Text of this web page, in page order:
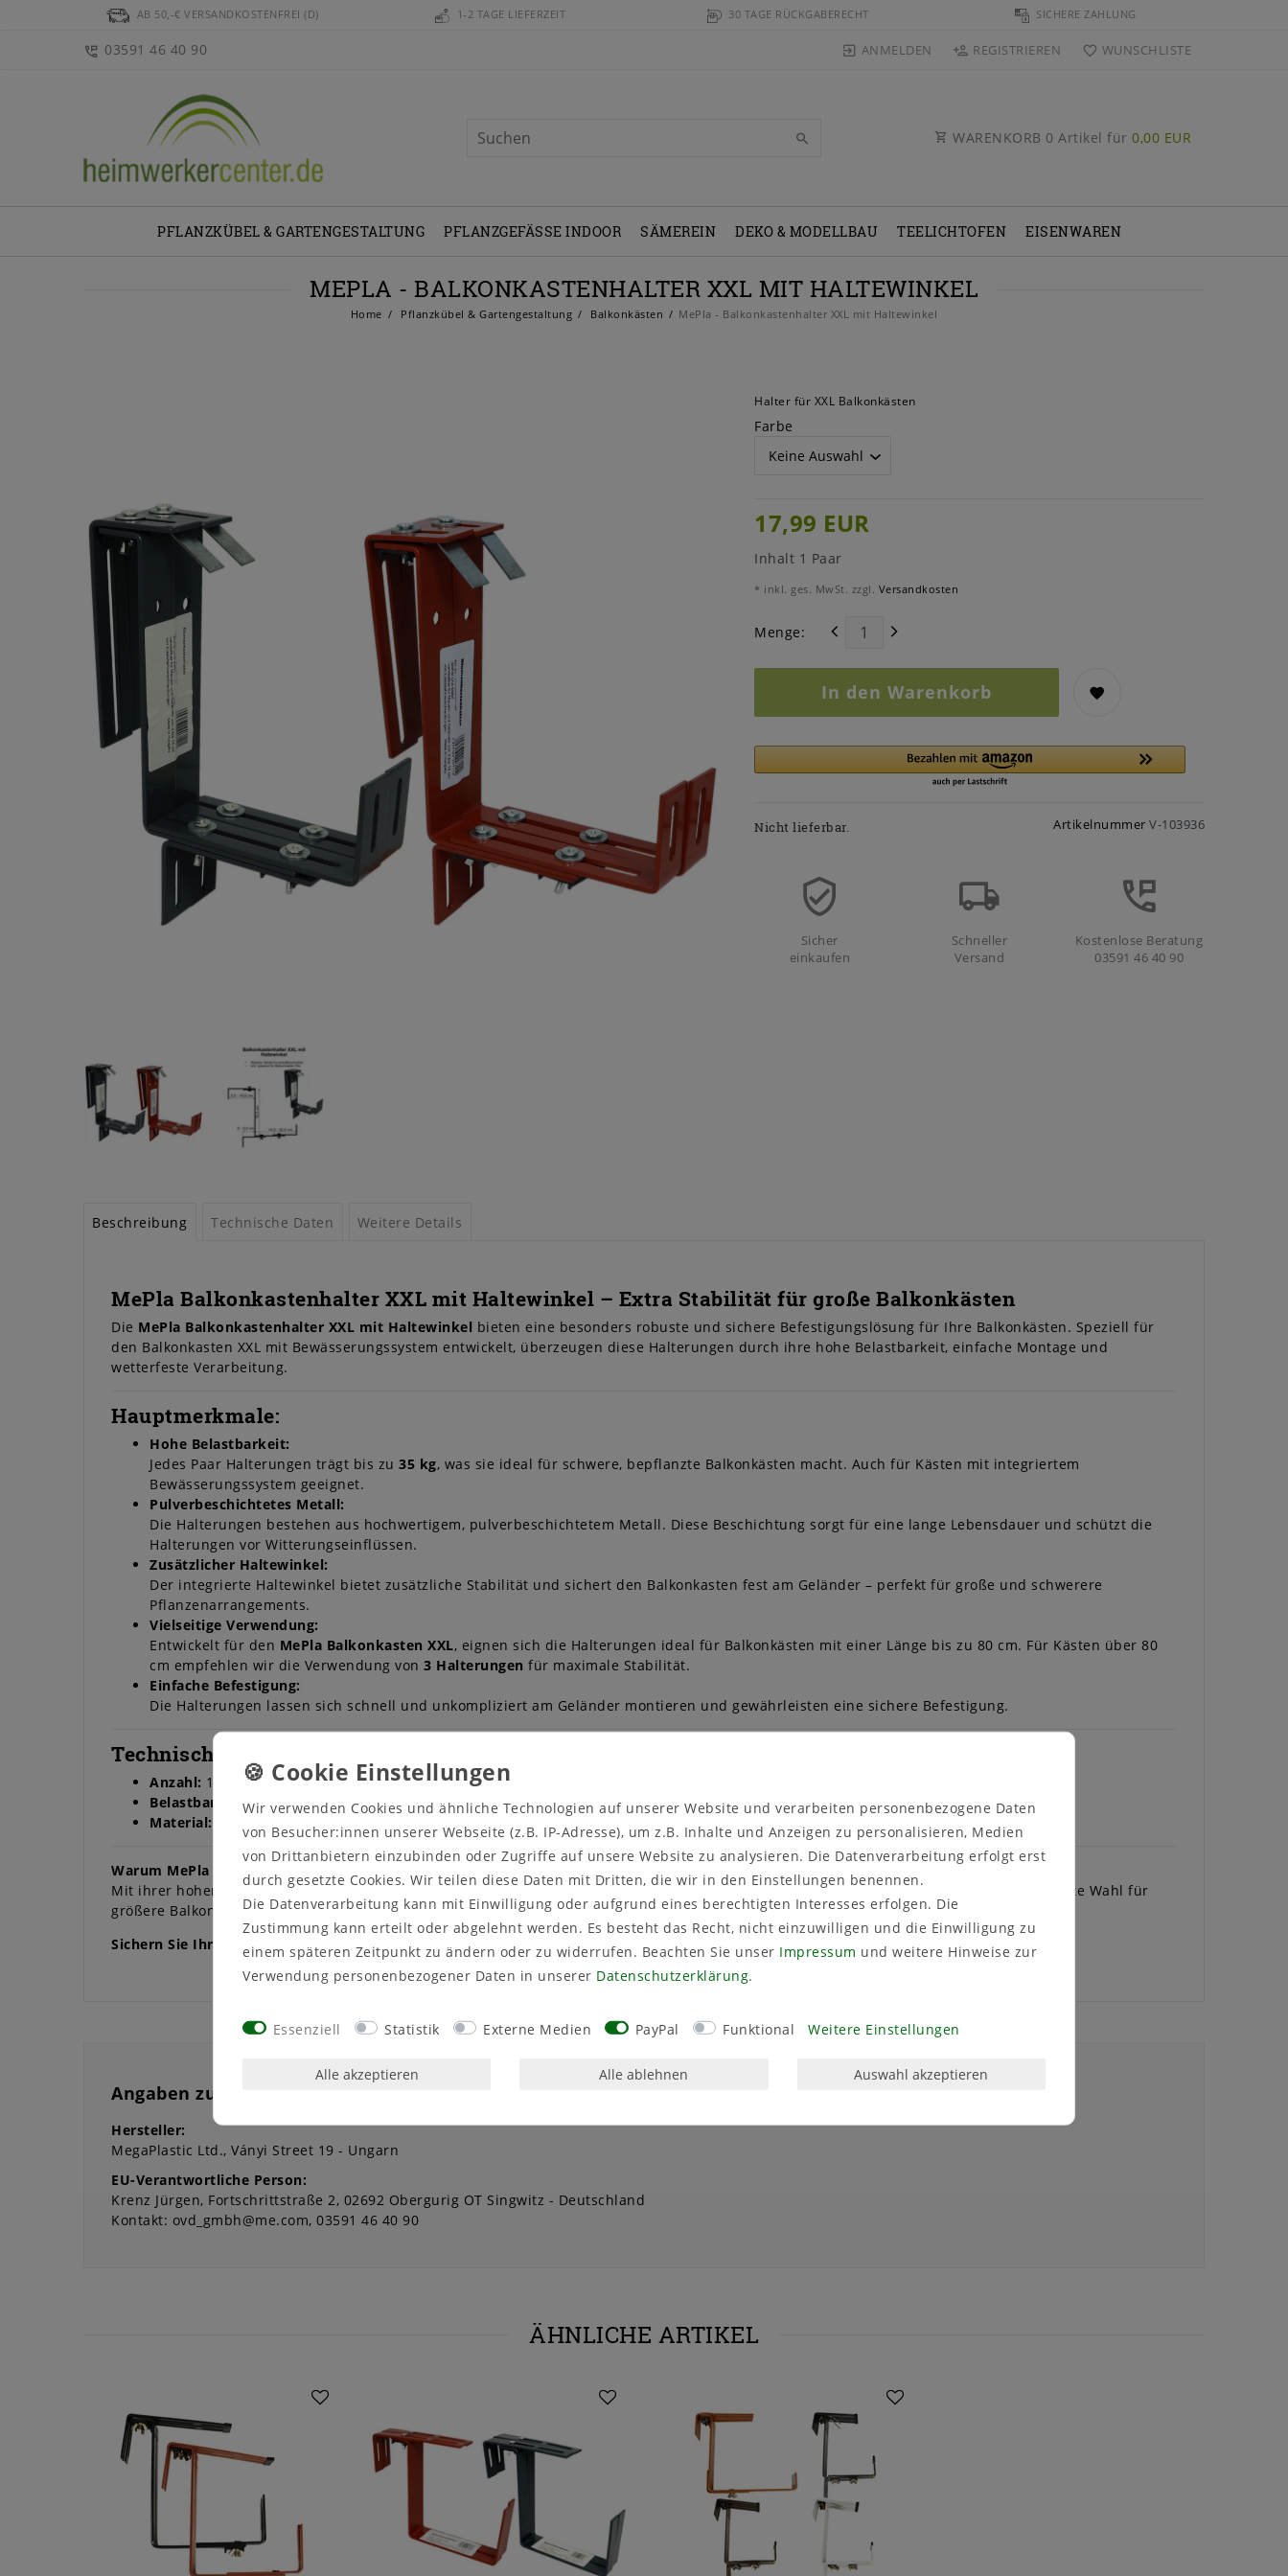
AB 50,-€ VERSANDKOSTENFREI (D) 1-2 TAGE LIEFERZEIT 30 TAGE RÜCKGABERECHT SICHERE ZAHLUNG
03591 46 40 90 ANMELDEN REGISTRIEREN WUNSCHLISTE
WARENKORB 0 Artikel für 0,00 EUR
PFLANZKÜBEL & GARTENGESTALTUNG PFLANZGEFÄSSE INDOOR SÄMEREIN DEKO & MODELLBAU TEELICHTOFEN EISENWAREN
MEPLA - BALKONKASTENHALTER XXL MIT HALTEWINKEL
Home Pflanzkübel & Gartengestaltung Balkonkästen MePla - Balkonkastenhalter XXL mit Haltewinkel
Halter für XXL Balkonkästen
Farbe
17,99 EUR
Inhalt 1 Paar
* inkl. ges. MwSt. zzgl. Versandkosten
Menge:
In den Warenkorb
Nicht lieferbar. Artikelnummer V-103936
Sicher
einkaufen
Schneller
Versand
Kostenlose Beratung
03591 46 40 90
Beschreibung Technische Daten Weitere Details
MePla Balkonkastenhalter XXL mit Haltewinkel – Extra Stabilität für große Balkonkästen
Die MePla Balkonkastenhalter XXL mit Haltewinkel bieten eine besonders robuste und sichere Befestigungslösung für Ihre Balkonkästen. Speziell für
den Balkonkasten XXL mit Bewässerungssystem entwickelt, überzeugen diese Halterungen durch ihre hohe Belastbarkeit, einfache Montage und
wetterfeste Verarbeitung.
Hauptmerkmale:
Hohe Belastbarkeit:
Jedes Paar Halterungen trägt bis zu 35 kg, was sie ideal für schwere, bepflanzte Balkonkästen macht. Auch für Kästen mit integriertem
Bewässerungssystem geeignet.
Pulverbeschichtetes Metall:
Die Halterungen bestehen aus hochwertigem, pulverbeschichtetem Metall. Diese Beschichtung sorgt für eine lange Lebensdauer und schützt die
Halterungen vor Witterungseinflüssen.
Zusätzlicher Haltewinkel:
Der integrierte Haltewinkel bietet zusätzliche Stabilität und sichert den Balkonkasten fest am Geländer – perfekt für große und schwerere
Pflanzenarrangements.
Vielseitige Verwendung:
Entwickelt für den MePla Balkonkasten XXL, eignen sich die Halterungen ideal für Balkonkästen mit einer Länge bis zu 80 cm. Für Kästen über 80
cm empfehlen wir die Verwendung von 3 Halterungen für maximale Stabilität.
Einfache Befestigung:
Die Halterungen lassen sich schnell und unkompliziert am Geländer montieren und gewährleisten eine sichere Befestigung.
Technische Details:
Anzahl: 1 Paar (2 Halterungen).
Belastbarkeit:35 kg je Paar.
Material: Pulverbeschichtetes Metall.
Warum MePla Balkonkastenhalter XXL?
Mit ihrer hohen Belastbarkeit, dem zusätzlichen Haltewinkel und der wetterfesten Verarbeitung sind die Balkonkastenhalter XXL die perfekte Wahl für
größere Balkonkästen. Sie sorgen für eine sichere Befestigung und zusätzliche Stabilität – ideal für anspruchsvolle Pflanzenliebhaber.
Sichern Sie Ihre Balkonkästen zuverlässig und stabil – mit den MePla Balkonkastenhaltern XXL mit Haltewinkel!
Angaben zur Produktsicherheit
Hersteller:
MegaPlastic Ltd. Ványi Street 19
Ungarn
EU-Verantwortliche Person:
Krenz Jürgen Fortschrittstraße 2 02692 Obergurig OT Singwitz
Deutschland
Kontakt: ovd_gmbh@me.com 03591 46 40 90
ÄHNLICHE ARTIKEL
Wir verwenden Cookies und ähnliche Technologien auf unserer Website und verarbeiten personenbezogene Daten
von Besucher:innen unserer Webseite (z.B. IP-Adresse), um z.B. Inhalte und Anzeigen zu personalisieren, Medien
von Drittanbietern einzubinden oder Zugriffe auf unsere Website zu analysieren. Die Datenverarbeitung erfolgt erst
durch gesetzte Cookies. Wir teilen diese Daten mit Dritten, die wir in den Einstellungen benennen.
Die Datenverarbeitung kann mit Einwilligung oder aufgrund eines berechtigten Interesses erfolgen. Die
Zustimmung kann erteilt oder abgelehnt werden. Es besteht das Recht, nicht einzuwilligen und die Einwilligung zu
einem späteren Zeitpunkt zu ändern oder zu widerrufen. Beachten Sie unser Impressum und weitere Hinweise zur
Verwendung personenbezogener Daten in unserer Daten­schutz­erklärung.
Essenziell Statistik Externe Medien PayPal Funktional Weitere Einstellungen
Alle akzeptieren Alle ablehnen Auswahl akzeptieren